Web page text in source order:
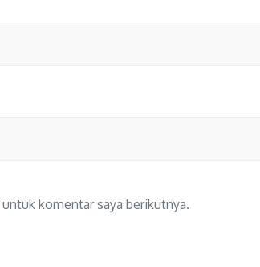
komentar saya berikutnya.